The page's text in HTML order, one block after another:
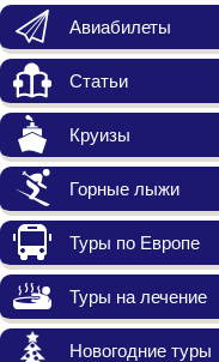
Авиабилеты
Статьи
Круизы
Горные лыжи
Туры по Европе
Туры на лечение
Новогодние туры